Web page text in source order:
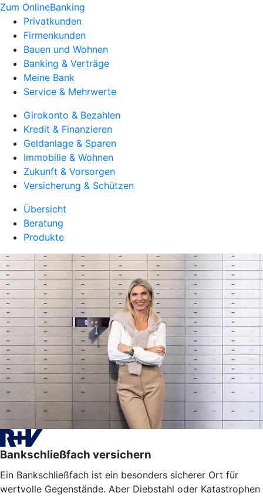
Zum OnlineBanking
Privatkunden
Firmenkunden
Bauen und Wohnen
Banking & Verträge
Meine Bank
Service & Mehrwerte
Girokonto & Bezahlen
Kredit & Finanzieren
Geldanlage & Sparen
Immobilie & Wohnen
Zukunft & Vorsorgen
Versicherung & Schützen
Übersicht
Beratung
Produkte
Bankschließfach versichern
Ein Bankschließfach ist ein besonders sicherer Ort für
wertvolle Gegenstände. Aber Diebstahl oder Katastrophen